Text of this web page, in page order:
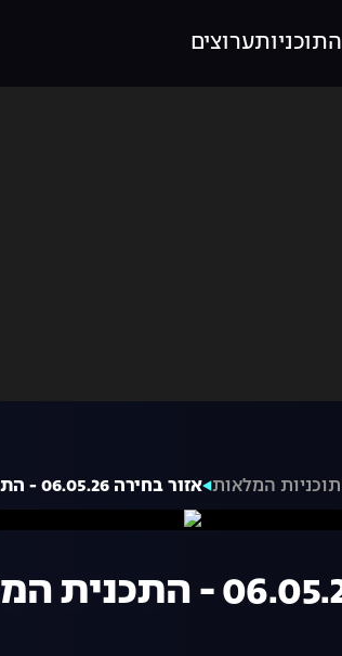
ערוצים
המלאות אזור בחירה 06.05.26 - התכנית המלאה